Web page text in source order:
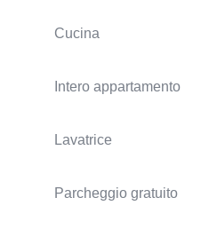
Cucina
Intero appartamento
Lavatrice
Parcheggio gratuito